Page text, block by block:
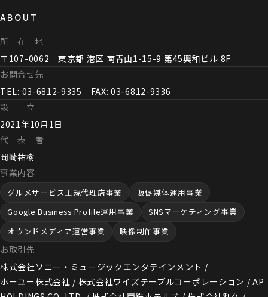
ABOUT
所 在 地
〒107-0062 東京都 港区 南青山1-15-9 第45興和ビル 8F
お問合せ先
TEL: 03-6812-9335 FAX: 03-6812-9336
設 立
2021年10月1日
代 表 者
岡崎祐樹
事業内容
グルメサービス正規代理店事業
販促媒体運用事業
Google Business Profile運用事業
SNSマーケティング事業
オウンドメディア運営事業
映像制作事業
お取引先
株式会社ソニー・ミュージックエンタテインメント /
ホーユー株式会社 / 株式会社ワイズテーブルコーポレーション / AP